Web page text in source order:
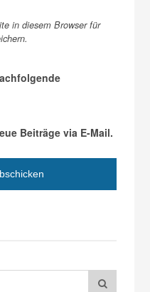
in diesem Browser für
Beiträge via E-Mail.